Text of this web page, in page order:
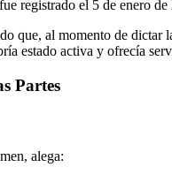
registrado el 5 de enero
que, al momento de dictar
estado activa y ofrecía
Partes
alega: